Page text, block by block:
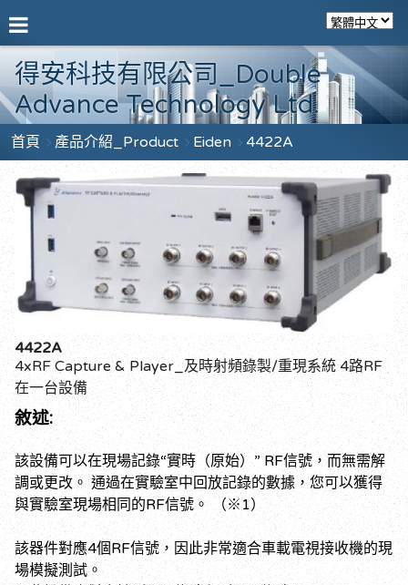
得安科技有限公司_Double
Advance Technology Ltd.
首頁 產品介紹_Product Eiden 4422A
4422A
4xRF Capture & Player_及時射頻錄製/重現系統 4路RF
在一台設備
敘述:
該設備可以在現場記錄“實時（原始）” RF信號，而無需解
調或更改。 通過在實驗室中回放記錄的數據，您可以獲得
與實驗室現場相同的RF信號。 （※1）
該器件對應4個RF信號，因此非常適合車載電視接收機的現
場模擬測試。